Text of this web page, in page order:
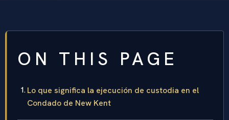
ON THIS PAGE
Lo que significa la ejecución de custodia en el
Condado de New Kent